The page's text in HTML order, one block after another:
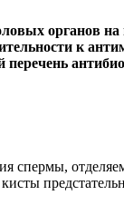
органов
к
перечень
спермы,